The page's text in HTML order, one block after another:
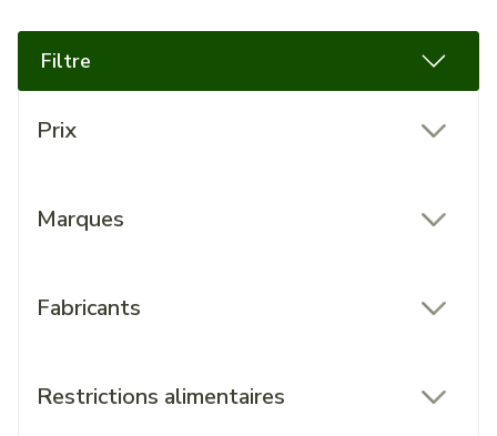
Filtre
Prix
Marques
Fabricants
Restrictions alimentaires